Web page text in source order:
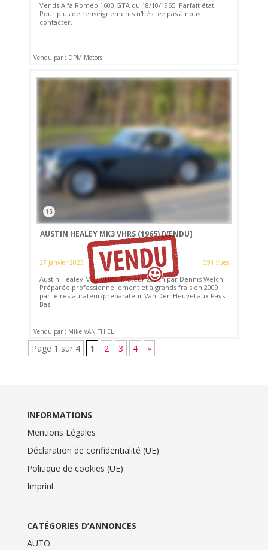
Vends Alfa Romeo 1600 GTA du 18/10/1965. Parfait état.
Pour plus de renseignements n'hésitez pas à nous
contacter.
Vendu par : DPM Motors
15
AUSTIN HEALEY MK3 VHRS (1965)[VENDU]
27 janvier 2023 591 vues
Austin Healey MK3 VHRS. Moteur 207ch par Dennis Welch.
Préparée professionnellement et à grands frais en 2009
par le restaurateur/préparateur Van Den Heuvel aux Pays-
Bas
Vendu par : Mike VAN THIEL
Page 1 sur 4 1 2 3 4 »
INFORMATIONS
Mentions Légales
Déclaration de confidentialité (UE)
Politique de cookies (UE)
Imprint
CATÉGORIES D’ANNONCES
AUTO